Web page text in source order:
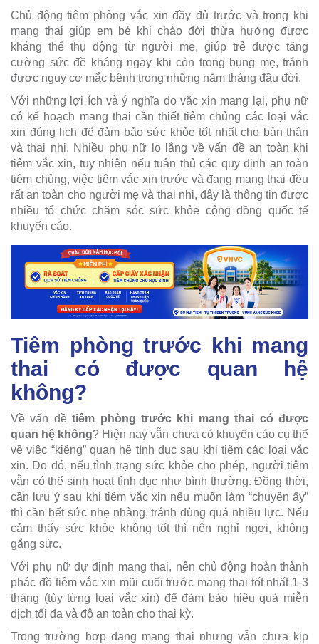
Chủ động tiêm phòng vắc xin đầy đủ trước và trong khi
mang thai giúp em bé khi chào đời thừa hưởng được
kháng thể thụ động từ người mẹ, giúp trẻ được tăng
cường sức đề kháng ngay khi còn trong bụng mẹ, tránh
được nguy cơ mắc bệnh trong những năm tháng đầu đời.
Với những lợi ích và ý nghĩa do vắc xin mang lại, phụ nữ
có kế hoạch mang thai cần thiết tiêm chủng các loại vắc
xin đúng lịch để đảm bảo sức khỏe tốt nhất cho bản thân
và thai nhi. Nhiều phụ nữ lo lắng về vấn đề an toàn khi
tiêm vắc xin, tuy nhiên nếu tuân thủ các quy định an toàn
tiêm chủng, việc tiêm vắc xin trước và đang mang thai đều
rất an toàn cho người mẹ và thai nhi, đây là thông tin được
nhiều tổ chức chăm sóc sức khỏe cộng đồng quốc tế
khuyến cáo.
Tiêm phòng trước khi mang
thai có được quan hệ
không?
Về vấn đềtiêm phòng trước khi mang thai có được
quan hệ không? Hiện nay vẫn chưa có khuyến cáo cụ thể
về việc “kiêng” quan hệ tình dục sau khi tiêm các loại vắc
xin. Do đó, nếu tình trạng sức khỏe cho phép, người tiêm
vẫn có thể sinh hoạt tình dục như bình thường. Đồng thời,
cần lưu ý sau khi tiêm vắc xin nếu muốn làm “chuyện ấy”
thì cần hết sức nhẹ nhàng, tránh dùng quá nhiều lực. Nếu
cảm thấy sức khỏe không tốt thì nên nghỉ ngơi, không
gắng sức.
Với phụ nữ dự định mang thai, nên chủ động hoàn thành
phác đồ tiêm vắc xin mũi cuối trước mang thai tốt nhất 1-3
tháng (tùy từng loại vắc xin) để đảm bảo hiệu quả miễn
dịch tối đa và độ an toàn cho thai kỳ.
Trong trường hợp đang mang thai nhưng vẫn chưa kịp